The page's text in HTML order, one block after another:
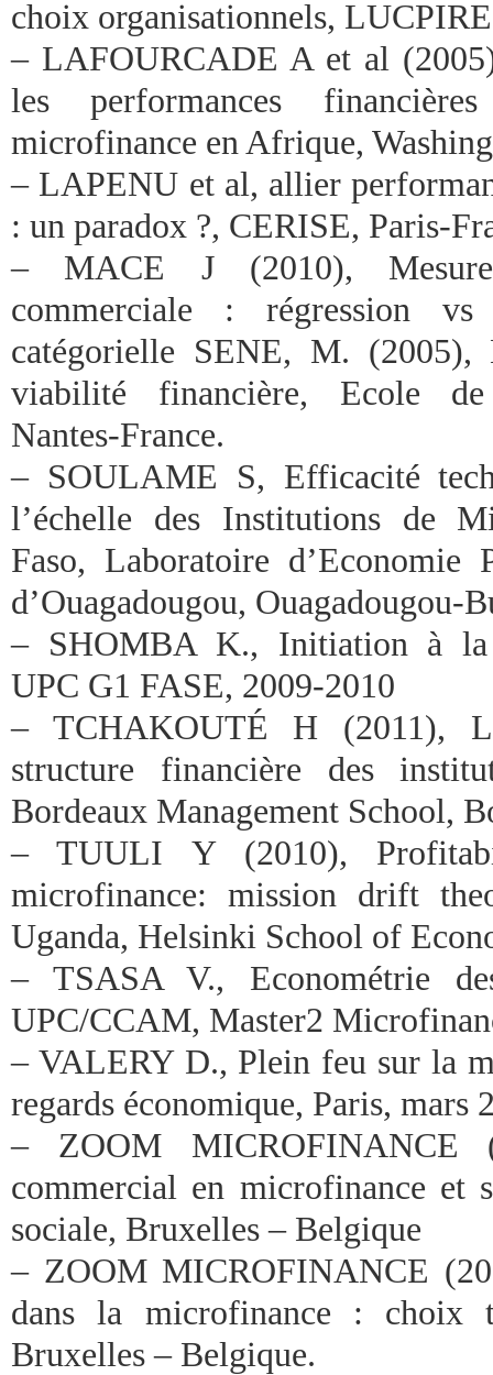
choix organisationnels,
– LAFOURCADE A et al
les performances
microfinance en Afrique,
– LAPENU et al, allier
: un paradox ?, CERISE, Paris-
– MACE J (2010),
commerciale : régression
catégorielle SENE, M. (2005),
viabilité financière, Ecole de
Nantes-France.
– SOULAME S, Efficacité
l’échelle des Institutions de
Faso, Laboratoire d’Economie
d’Ouagadougou, Ouagadougou-
– SHOMBA K., Initiation à la
UPC G1 FASE, 2009-2010
– TCHAKOUTÉ H (2011),
structure financière des
Bordeaux Management School,
– TUULI Y (2010),
microfinance: mission drift
Uganda, Helsinki School of
– TSASA V., Econométrie
UPC/CCAM, Master2
– VALERY D., Plein feu sur la
regards économique, Paris, mars
– ZOOM MICROFINANCE
commercial en microfinance et
sociale, Bruxelles – Belgique
– ZOOM MICROFINANCE
dans la microfinance : choix
Bruxelles – Belgique.